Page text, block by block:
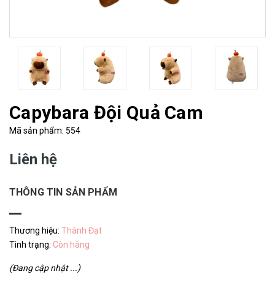
Capybara Đội Quả Cam
Mã sản phẩm: 554
Liên hệ
THÔNG TIN SẢN PHẨM
Thương hiệu: Thành Đạt
Tình trạng: Còn hàng
(Đang cập nhật ...)